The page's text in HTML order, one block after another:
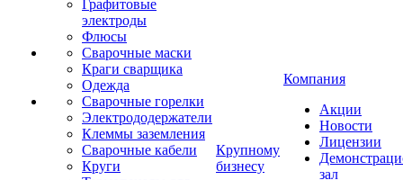
Графитовые
электроды
Флюсы
Сварочные маски
Краги сварщика
Одежда
Сварочные горелки
Электрододержатели
Клеммы заземления
Сварочные кабели
Круги
Крупному
бизнесу
Компания
Акции
Новости
Лицензии
зал